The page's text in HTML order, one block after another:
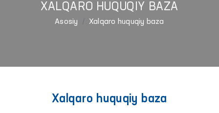
XALQARO HUQUQIY BAZA
Asosiy Xalqaro huquqiy baza
Xalqaro huquqiy baza